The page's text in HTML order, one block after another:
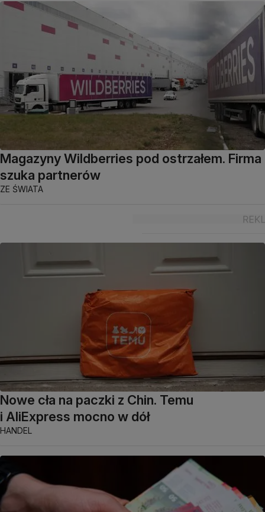
Magazyny Wildberries pod ostrzałem. Firma
szuka partnerów
ZE ŚWIATA
Nowe cła na paczki z Chin. Temu
i AliExpress mocno w dół
HANDEL